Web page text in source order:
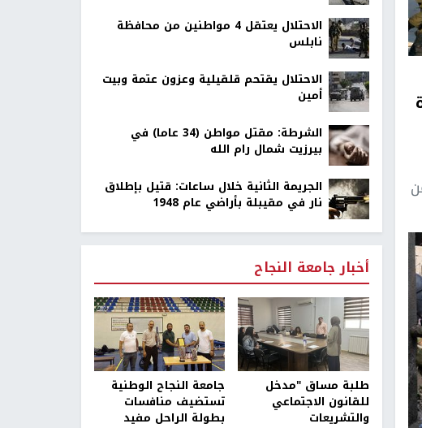
الاحتلال يعتقل 4 مواطنين من محافظة
نابلس
الاحتلال يقتحم قلقيلية وعزون عتمة وبيت
أمين
الشرطة: مقتل مواطن (34 عاما) في
بيرزيت شمال رام الله
الجريمة الثانية خلال ساعات: قتيل بإطلاق
نار في مقيبلة بأراضي عام 1948
أخبار جامعة النجاح
طلبة مساق "مدخل
للقانون الاجتماعي
والتشريعات
جامعة النجاح الوطنية
تستضيف منافسات
بطولة الراحل مفيد